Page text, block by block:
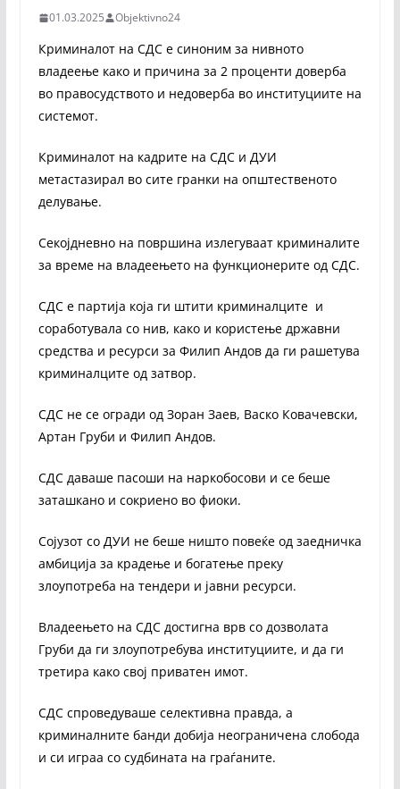
01.03.2025 Objektivno24
Криминалот на СДС е синоним за нивното
владеење како и причина за 2 проценти доверба
во правосудството и недоверба во институциите на
системот.
Криминалот на кадрите на СДС и ДУИ
метастазирал во сите гранки на општественото
делување.
Секојдневно на површина излегуваат криминалите
за време на владеењето на функционерите од СДС.
СДС е партија која ги штити криминалците и
соработувала со нив, како и користење државни
средства и ресурси за Филип Андов да ги рашетува
криминалците од затвор.
СДС не се огради од Зоран Заев, Васко Ковачевски,
Артан Груби и Филип Андов.
СДС даваше пасоши на наркобосови и се беше
заташкано и сокриено во фиоки.
Сојузот со ДУИ не беше ништо повеќе од заедничка
амбиција за крадење и богатење преку
злоупотреба на тендери и јавни ресурси.
Владеењето на СДС достигна врв со дозволата
Груби да ги злоупотребува институциите, и да ги
третира како свој приватен имот.
СДС спроведуваше селективна правда, а
криминалните банди добија неограничена слобода
и си играа со судбината на граѓаните.